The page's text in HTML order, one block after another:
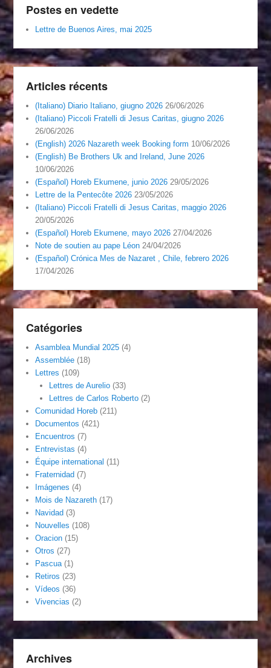
Postes en vedette
Lettre de Buenos Aires, mai 2025
Articles récents
(Italiano) Diario Italiano, giugno 2026 26/06/2026
(Italiano) Piccoli Fratelli di Jesus Caritas, giugno 2026
26/06/2026
(English) 2026 Nazareth week Booking form 10/06/2026
(English) Be Brothers Uk and Ireland, June 2026
10/06/2026
(Español) Horeb Ekumene, junio 2026 29/05/2026
Lettre de la Pentecôte 2026 23/05/2026
(Italiano) Piccoli Fratelli di Jesus Caritas, maggio 2026
20/05/2026
(Español) Horeb Ekumene, mayo 2026 27/04/2026
Note de soutien au pape Léon 24/04/2026
(Español) Crónica Mes de Nazaret , Chile, febrero 2026
17/04/2026
Catégories
Asamblea Mundial 2025 (4)
Assemblée (18)
Lettres (109)
Lettres de Aurelio(33)
Lettres de Carlos Roberto(2)
Comunidad Horeb (211)
Documentos (421)
Encuentros (7)
Entrevistas (4)
Équipe international (11)
Fraternidad (7)
Imágenes (4)
Mois de Nazareth (17)
Navidad (3)
Nouvelles (108)
Oracion (15)
Otros (27)
Pascua (1)
Retiros (23)
Vídeos (36)
Vivencias (2)
Archives